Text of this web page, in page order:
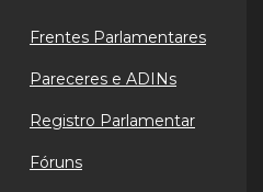
Frentes Parlamentares
Pareceres e ADINs
Registro Parlamentar
Fóruns